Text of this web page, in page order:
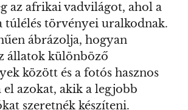
az afrikai vadvilágot, ahol a
túlélés törvényei uralkodnak.
ábrázolja, hogyan
állatok különböző
között és a fotós hasznos
el azokat, akik a legjobb
szeretnék készíteni.